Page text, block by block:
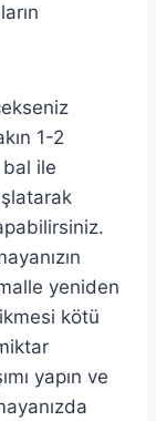
1-2
bal ile
yeniden
kötü
yapın ve